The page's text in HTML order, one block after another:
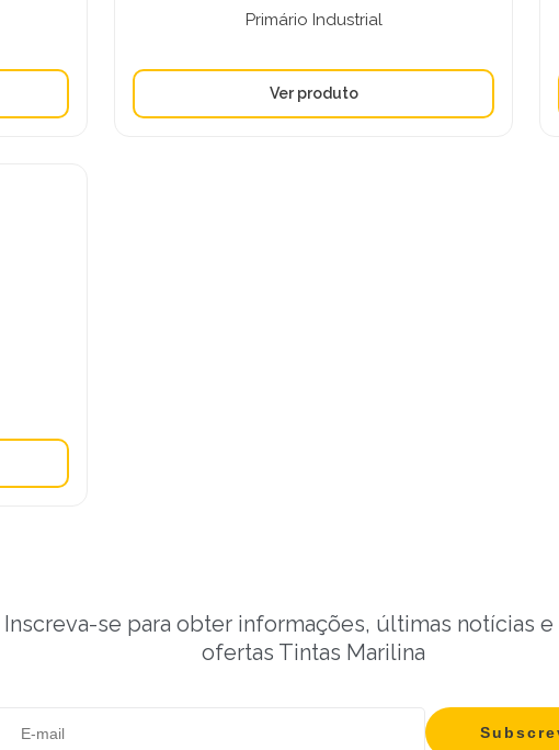
Primário Industrial
Inscreva-se para obter informações, últimas notícias e
ofertas Tintas Marilina